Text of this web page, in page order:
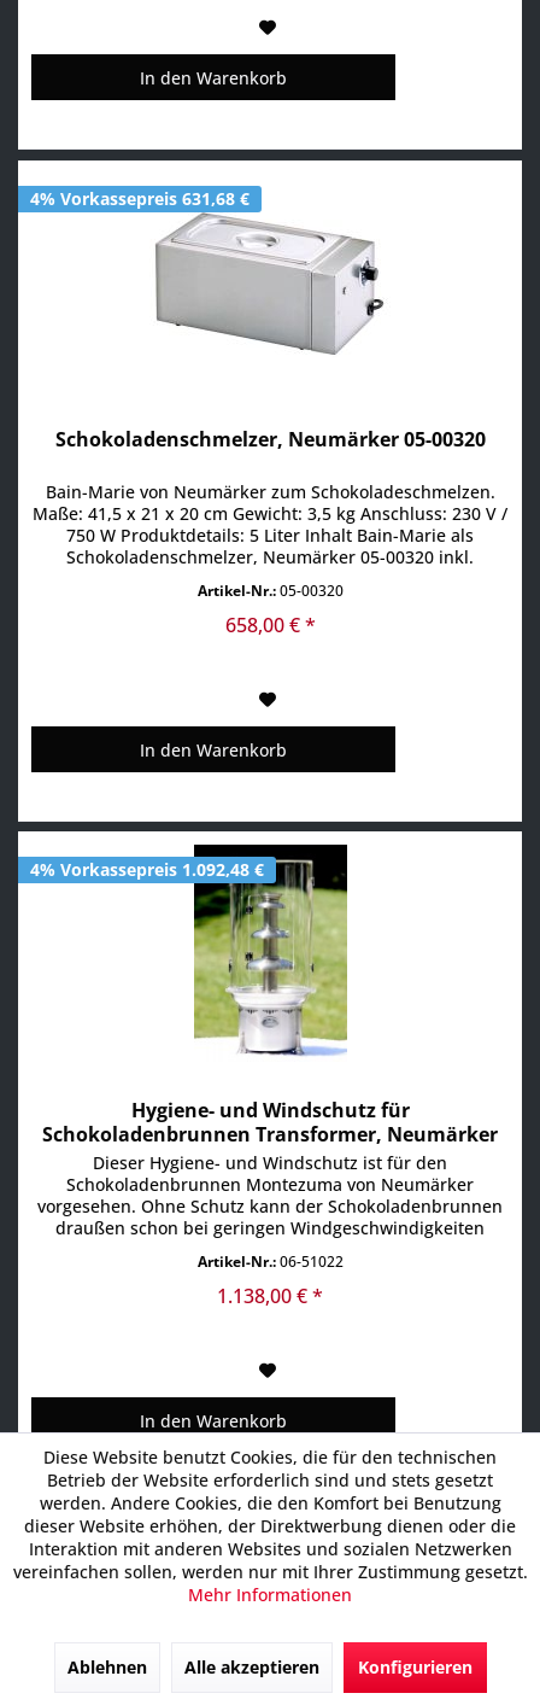
In den Warenkorb
4% Vorkassepreis 631,68 €
Schokoladenschmelzer, Neumärker 05-00320
Bain-Marie von Neumärker zum Schokoladeschmelzen.
Maße: 41,5 x 21 x 20 cm Gewicht: 3,5 kg Anschluss: 230 V /
750 W Produktdetails: 5 Liter Inhalt Bain-Marie als
Schokoladenschmelzer, Neumärker 05-00320 inkl.
Tiefe Regelbar mittels Drehknopf zwischen 30° und 90°
mit Deckel Edelstahlgehäuse Regler In unserem
Artikel-Nr.:05-00320
658,00 € *
In den Warenkorb
4% Vorkassepreis 1.092,48 €
Hygiene- und Windschutz für
Schokoladenbrunnen Transformer, Neumärker
06-51022
Dieser Hygiene- und Windschutz ist für den
Schokoladenbrunnen Montezuma von Neumärker
vorgesehen. Ohne Schutz kann der Schokoladenbrunnen
draußen schon bei geringen Windgeschwindigkeiten
er einen 360° Schutz für den Schokoladenbrunnen und ist
perfekt für den Einsatz draßen konzipiert. Eine
Artikel-Nr.:06-51022
1.138,00 € *
In den Warenkorb
4% Vorkassepreis 718,08 €
Diese Website benutzt Cookies, die für den technischen
Betrieb der Website erforderlich sind und stets gesetzt
werden. Andere Cookies, die den Komfort bei Benutzung
dieser Website erhöhen, der Direktwerbung dienen oder die
Interaktion mit anderen Websites und sozialen Netzwerken
vereinfachen sollen, werden nur mit Ihrer Zustimmung gesetzt.
Mehr Informationen
Ablehnen Alle akzeptieren Konfigurieren